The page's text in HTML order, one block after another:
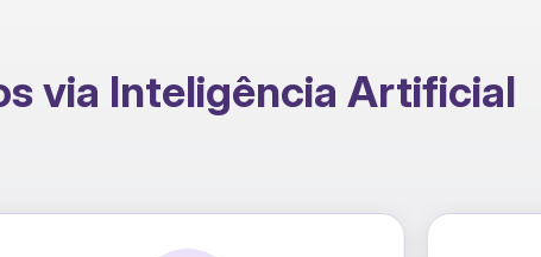
via Inteligência Artificial